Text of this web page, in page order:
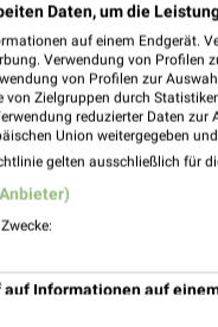
Daten, um die
auf einem Endgerät.
Verwendung von Profilen
von Profilen zur
Zielgruppen durch
reduzierter Daten zur
Union weitergegeben
gelten ausschließlich für
Informationen auf